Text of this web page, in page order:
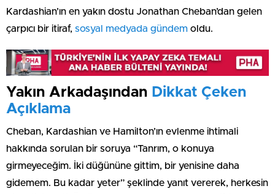
Kardashian’ın en yakın dostu Jonathan Cheban’dan gelen
çarpıcı bir itiraf, sosyal medyada gündem oldu.
Yakın Arkadaşından Dikkat Çeken
Açıklama
Cheban, Kardashian ve Hamilton’ın evlenme ihtimali
hakkında sorulan bir soruya “Tanrım, o konuya
girmeyeceğim. İki düğününe gittim, bir yenisine daha
gidemem. Bu kadar yeter” şeklinde yanıt vererek, herkesin